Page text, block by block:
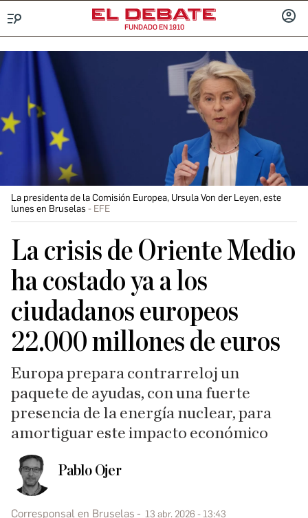
FUNDADO EN 1910
La presidenta de la Comisión Europea, Ursula Von der Leyen, este
lunes en Bruselas
EFE
La crisis de Oriente Medio
ha costado ya a los
ciudadanos europeos
22.000 millones de euros
Europa prepara contrarreloj un
paquete de ayudas, con una fuerte
presencia de la energía nuclear, para
amortiguar este impacto económico
Pablo Ojer
Corresponsal en Bruselas 13 abr. 2026 - 13:43